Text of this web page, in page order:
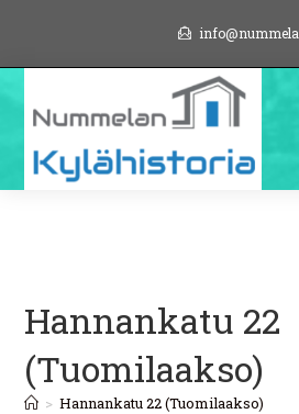
sisältöön
Hannankatu 22
(Tuomilaakso)
> Hannankatu 22 (Tuomilaakso)